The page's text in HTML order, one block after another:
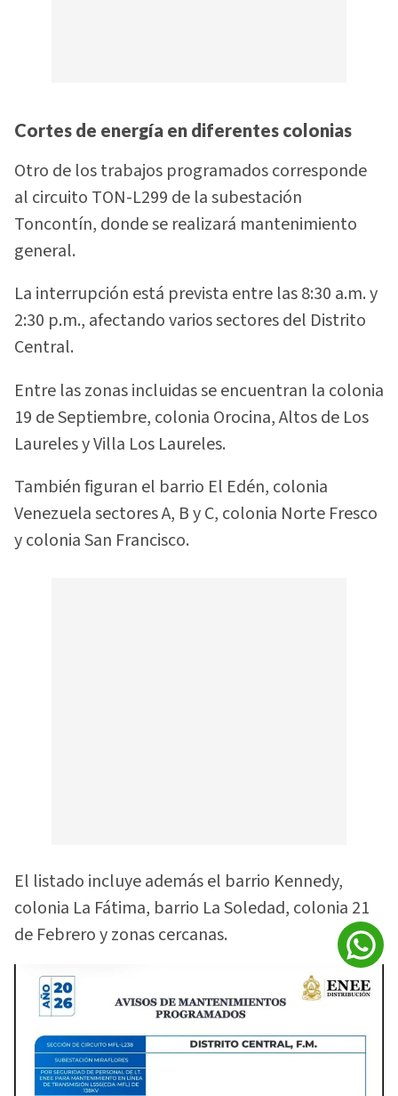
Cortes de energía en diferentes colonias
Otro de los trabajos programados corresponde
al circuito TON-L299 de la subestación
Toncontín, donde se realizará mantenimiento
general.
La interrupción está prevista entre las 8:30 a.m. y
2:30 p.m., afectando varios sectores del Distrito
Central.
Entre las zonas incluidas se encuentran la colonia
19 de Septiembre, colonia Orocina, Altos de Los
Laureles y Villa Los Laureles.
También figuran el barrio El Edén, colonia
Venezuela sectores A, B y C, colonia Norte Fresco
y colonia San Francisco.
El listado incluye además el barrio Kennedy,
colonia La Fátima, barrio La Soledad, colonia 21
de Febrero y zonas cercanas.